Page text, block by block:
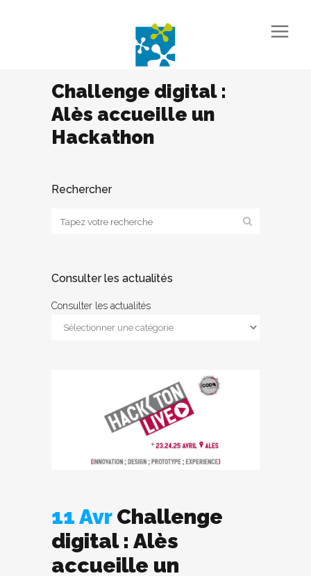
Challenge digital :
Alès accueille un
Hackathon
Rechercher
Consulter les actualités
Consulter les actualités
11 AvrChallenge
digital : Alès
accueille un